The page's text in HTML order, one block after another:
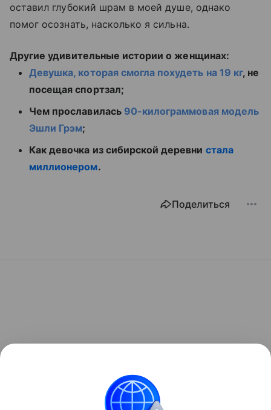
оставил глубокий шрам в моей душе, однако
помог осознать, насколько я сильна.
Другие удивительные истории о женщинах:
Девушка, которая смогла похудеть на 19 кг, не
посещая спортзал;
Чем прославилась 90-килограммовая модель
Эшли Грэм;
Как девочка из сибирской деревни стала
миллионером.
Поделиться